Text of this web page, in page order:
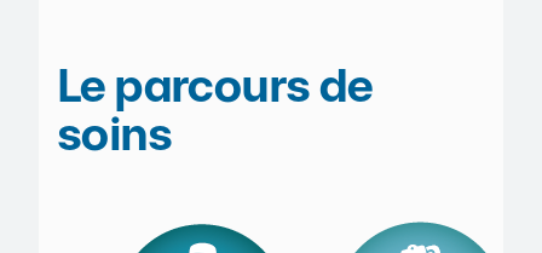
Le parcours de
soins